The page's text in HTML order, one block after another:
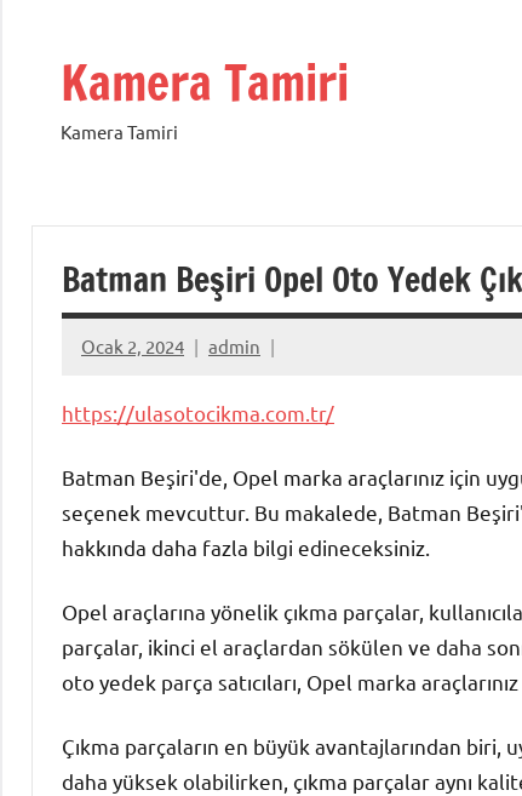
Kamera Tamiri
Kamera Tamiri
Batman Beşiri Opel Oto Yedek
Ocak 2, 2024 admin
https://ulasotocikma.com.tr/
Batman Beşiri'de, Opel marka araçlarınız için
seçenek mevcuttur. Bu makalede, Batman
hakkında daha fazla bilgi edineceksiniz.
Opel araçlarına yönelik çıkma parçalar,
parçalar, ikinci el araçlardan sökülen ve daha
oto yedek parça satıcıları, Opel marka
Çıkma parçaların en büyük avantajlarından biri,
daha yüksek olabilirken, çıkma parçalar aynı